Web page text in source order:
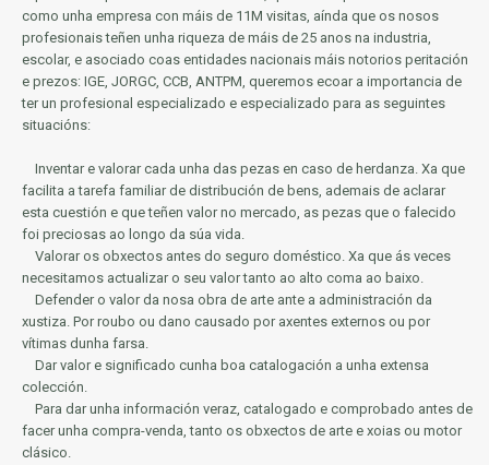
como unha empresa con máis de 11M visitas, aínda que os nosos
profesionais teñen unha riqueza de máis de 25 anos na industria,
escolar, e asociado coas entidades nacionais máis notorios peritación
e prezos: IGE, JORGC, CCB, ANTPM, queremos ecoar a importancia de
ter un profesional especializado e especializado para as seguintes
situacións:
Inventar e valorar cada unha das pezas en caso de herdanza. Xa que
facilita a tarefa familiar de distribución de bens, ademais de aclarar
esta cuestión e que teñen valor no mercado, as pezas que o falecido
foi preciosas ao longo da súa vida.
Valorar os obxectos antes do seguro doméstico. Xa que ás veces
necesitamos actualizar o seu valor tanto ao alto coma ao baixo.
Defender o valor da nosa obra de arte ante a administración da
xustiza. Por roubo ou dano causado por axentes externos ou por
vítimas dunha farsa.
Dar valor e significado cunha boa catalogación a unha extensa
colección.
Para dar unha información veraz, catalogado e comprobado antes de
facer unha compra-venda, tanto os obxectos de arte e xoias ou motor
clásico.